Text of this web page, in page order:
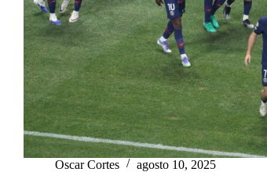
Oscar Cortes agosto 10, 2025